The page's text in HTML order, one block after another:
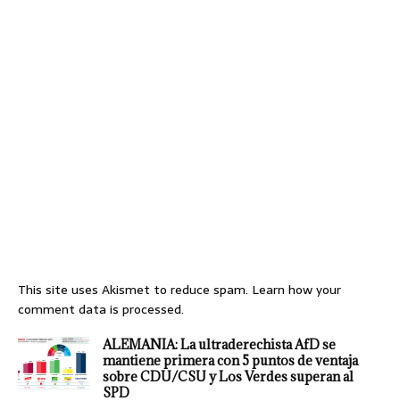
This site uses Akismet to reduce spam. Learn how your
comment data is processed.
ALEMANIA: La ultraderechista AfD se
mantiene primera con 5 puntos de ventaja
sobre CDU/CSU y Los Verdes superan al
SPD